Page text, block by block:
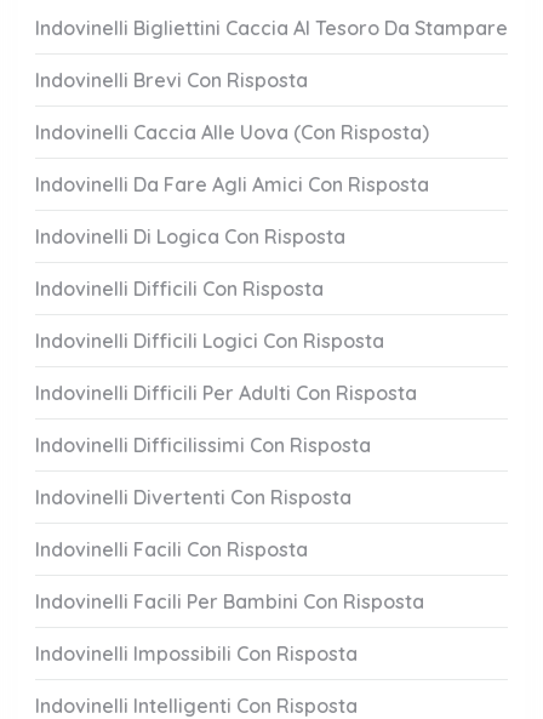
Indovinelli Bigliettini Caccia Al Tesoro Da Stampare
Indovinelli Brevi Con Risposta
Indovinelli Caccia Alle Uova (Con Risposta)
Indovinelli Da Fare Agli Amici Con Risposta
Indovinelli Di Logica Con Risposta
Indovinelli Difficili Con Risposta
Indovinelli Difficili Logici Con Risposta
Indovinelli Difficili Per Adulti Con Risposta
Indovinelli Difficilissimi Con Risposta
Indovinelli Divertenti Con Risposta
Indovinelli Facili Con Risposta
Indovinelli Facili Per Bambini Con Risposta
Indovinelli Impossibili Con Risposta
Indovinelli Intelligenti Con Risposta